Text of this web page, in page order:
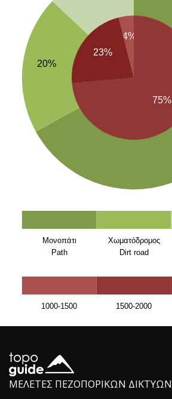
20%
Μονοπάτι Χωματόδρομος
Path
Dirt road
4%
75%
23%
1000-1500 1500-2000
ΜΕΛΕΤΕΣ ΠΕΖΟΠΟΡΙΚΩΝ ΔΙΚΤΥΩΝ